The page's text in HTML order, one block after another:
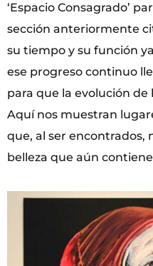
‘Espacio Consagrado’
sección anteriormente
su tiempo y su función
ese progreso continuo
para que la evolución de
Aquí nos muestran
que, al ser encontrados,
belleza que aún